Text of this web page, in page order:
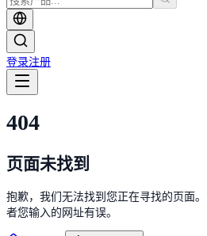
登录注册
404
页面未找到
抱歉，我们无法找到您正在寻找的页面
者您输入的网址有误。